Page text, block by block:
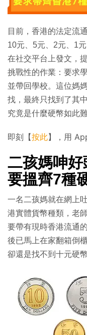
目前，香港的法定流
10元、5元、2元、1
在社交平台上發文，
挑戰性的作業：要求
並帶回學校。這位媽
找，最終只找到了其
究竟是什麼硬幣如此
即刻【按此】，用
二孩媽呻
要搵齊7種
一名二孩媽就在網上
港實體貨幣種類，老
要帶有現時香港流通
後已馬上在家翻箱倒
卻還是找不到十元硬